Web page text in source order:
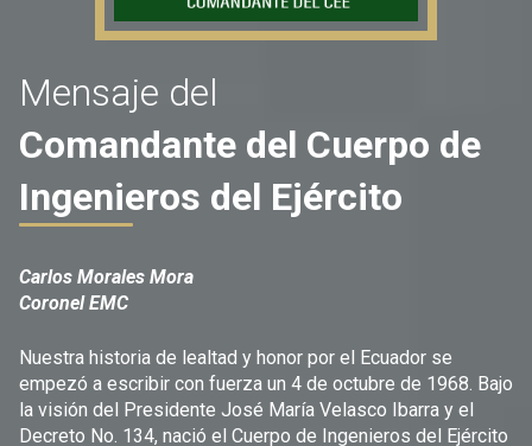
Mensaje del
Comandante del Cuerpo de
Ingenieros del Ejército
Carlos Morales Mora
Coronel EMC
Nuestra historia de lealtad y honor por el Ecuador se
empezó a escribir con fuerza un 4 de octubre de 1968. Bajo
la visión del Presidente José María Velasco Ibarra y el
Decreto No. 134, nació el Cuerpo de Ingenieros del Ejército